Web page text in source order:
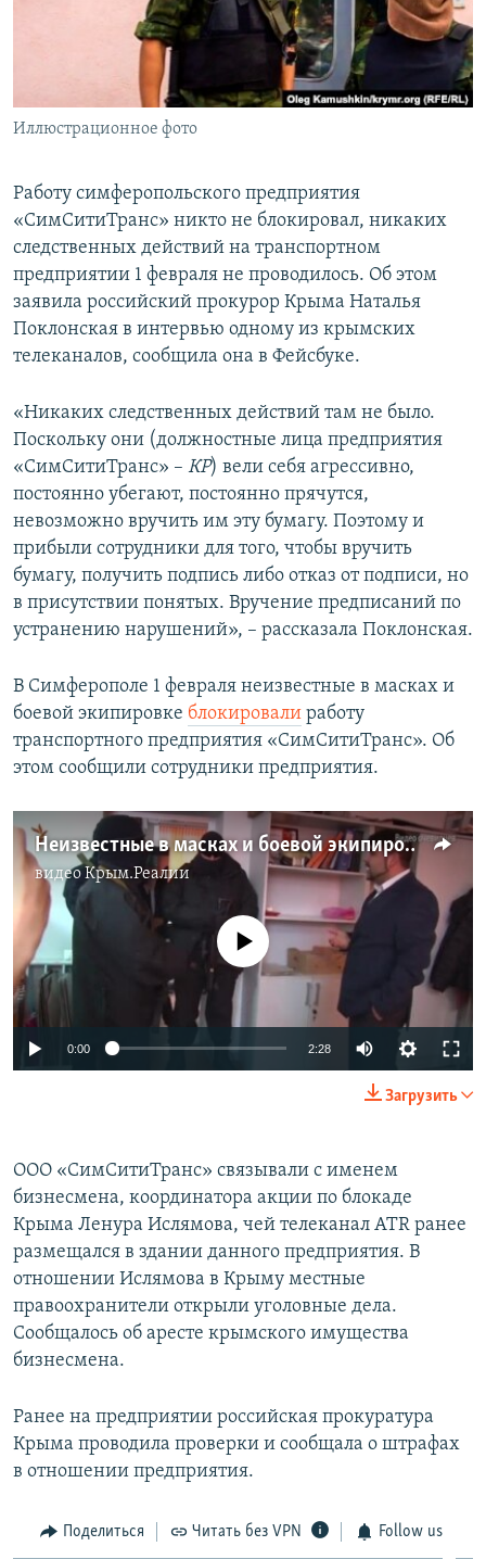
ПОБЕДИТЕЛЕЙ НЕ СУДЯТ?
КРЫМ.НЕПОКОРЕННЫЙ
УКРАИНСКАЯ ПРОБЛЕМА КРЫМА
ПРИСОЕДИНЯЙТЕСЬ!
Иллюстрационное фото
Работу симферопольского предприятия
«СимСитиТранс» никто не блокировал, никаких
следственных действий на транспортном
предприятии 1 февраля не проводилось. Об этом
заявила российский прокурор Крыма Наталья
Поклонская в интервью одному из крымских
телеканалов, сообщила она в Фейсбуке.
«Никаких следственных действий там не было.
Поскольку они (должностные лица предприятия
«СимСитиТранс» – КР) вели себя агрессивно,
постоянно убегают, постоянно прячутся,
невозможно вручить им эту бумагу. Поэтому и
прибыли сотрудники для того, чтобы вручить
бумагу, получить подпись либо отказ от подписи, но
в присутствии понятых. Вручение предписаний по
устранению нарушений», – рассказала Поклонская.
В Симферополе 1 февраля неизвестные в масках и
боевой экипировке блокировали работу
транспортного предприятия «СимСитиТранс». Об
этом сообщили сотрудники предприятия.
Неизвестные в масках и боевой экипировке блокировали работу «СимСитиТранс» (видео)
видеоКрым.Реалии
No media source currently available
0:00 2:28
Загрузить
ООО «СимСитиТранс» связывали с именем
бизнесмена, координатора акции по блокаде
Крыма Ленура Ислямова, чей телеканал ATR ранее
размещался в здании данного предприятия. В
отношении Ислямова в Крыму местные
правоохранители открыли уголовные дела.
Сообщалось об аресте крымского имущества
бизнесмена.
Ранее на предприятии российская прокуратура
Крыма проводила проверки и сообщала о штрафах
в отношении предприятия.
Поделиться Читать без VPN Follow us